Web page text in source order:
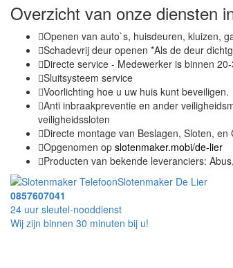
Overzicht van onze diensten
Openen van auto`s, huisdeuren, kluizen,
Schadevrij deur openen *Als de deur
Directe service - Medewerker is binnen
Sluitsysteem service
Voorlichting hoe u uw huis kunt beveiligen.
Anti inbraakpreventie en ander
veiligheidssloten
Directe montage van Beslagen, Sloten, en
Opgenomen op slotenmaker.mobi/de-lier
Producten van bekende leveranciers:
Slotenmaker De Lier
0857607041
24 uur sleutel-nooddienst
Wij zijn binnen 30 minuten bij u!